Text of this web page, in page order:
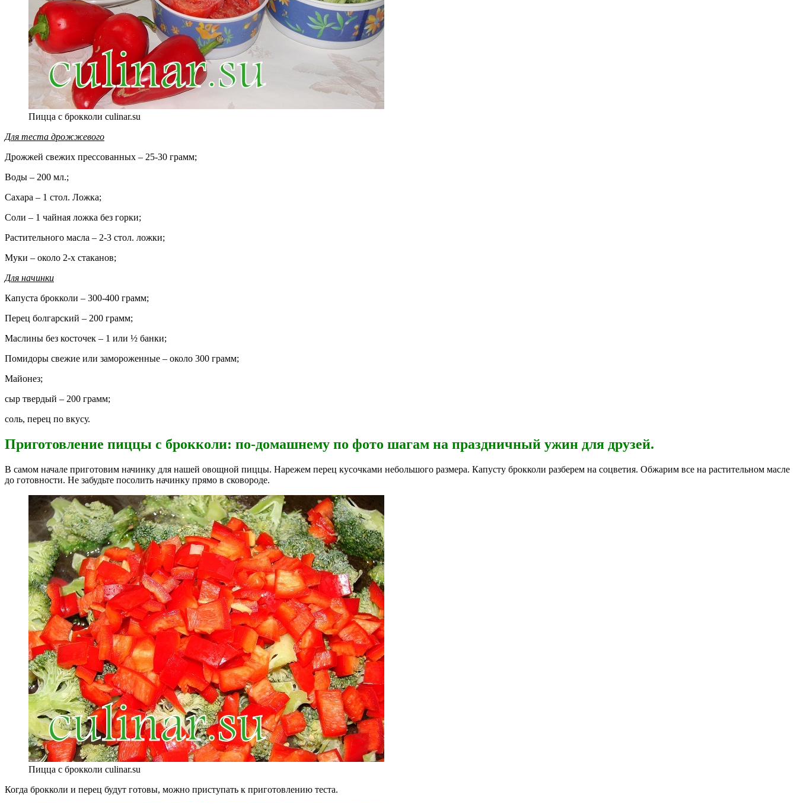
Пицца с брокколи culinar.su
Для теста дрожжевого
Дрожжей свежих прессованных – 25-30 грамм;
Воды – 200 мл.;
Сахара – 1 стол. Ложка;
Соли – 1 чайная ложка без горки;
Растительного масла – 2-3 стол. ложки;
Муки – около 2-х стаканов;
Для начинки
Капуста брокколи – 300-400 грамм;
Перец болгарский – 200 грамм;
Маслины без косточек – 1 или ½ банки;
Помидоры свежие или замороженные – около 300 грамм;
Майонез;
сыр твердый – 200 грамм;
соль, перец по вкусу.
Приготовление пиццы с брокколи: по-домашнему по фото шагам на праздничный ужин для друзей.
В самом начале приготовим начинку для нашей овощной пиццы. Нарежем перец кусочками небольшого размера. Капусту брокколи разберем на соцветия. Обжарим все на растительном масле
до готовности. Не забудьте посолить начинку прямо в сковороде.
Пицца с брокколи culinar.su
Когда брокколи и перец будут готовы, можно приступать к приготовлению теста.